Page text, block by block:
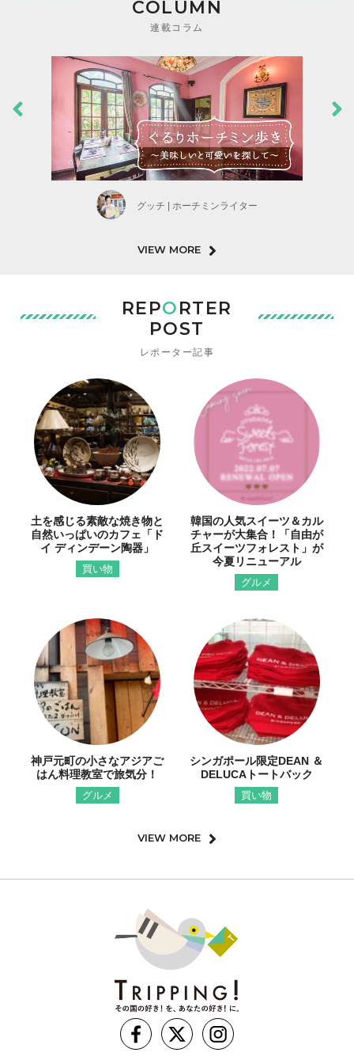
COLUMN
連載コラム
グッチ | ホーチミンライター
VIEW MORE
REPORTER
POST
レポーター記事
土を感じる素敵な焼き物と
自然いっぱいのカフェ「ド
イ ディンデーン陶器」
買い物
韓国の人気スイーツ＆カル
チャーが大集合！「自由が
丘スイーツフォレスト」が
今夏リニューアル
グルメ
神戸元町の小さなアジアご
はん料理教室で旅気分！
グルメ
シンガポール限定DEAN ＆
DELUCAトートバック
買い物
VIEW MORE